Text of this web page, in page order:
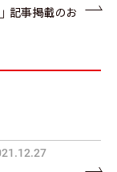
記事掲載のお